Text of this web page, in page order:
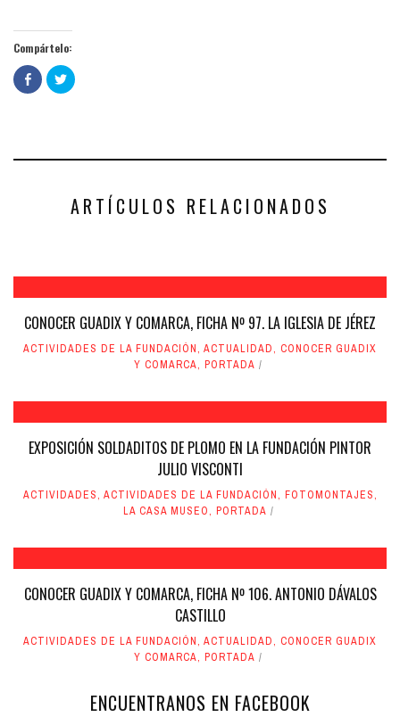
Compártelo:
Haz
clic
para
en
Haz
clic
en
ARTÍCULOS RELACIONADOS
CONOCER GUADIX Y COMARCA, FICHA Nº 97. LA IGLESIA DE JÉREZ
ACTIVIDADES DE LA FUNDACIÓN, ACTUALIDAD, CONOCER GUADIX
Y COMARCA, PORTADA
EXPOSICIÓN SOLDADITOS DE PLOMO EN LA FUNDACIÓN PINTOR
JULIO VISCONTI
ACTIVIDADES, ACTIVIDADES DE LA FUNDACIÓN, FOTOMONTAJES,
LA CASA MUSEO, PORTADA
CONOCER GUADIX Y COMARCA, FICHA Nº 106. ANTONIO DÁVALOS
CASTILLO
ACTIVIDADES DE LA FUNDACIÓN, ACTUALIDAD, CONOCER GUADIX
Y COMARCA, PORTADA
ENCUENTRANOS EN FACEBOOK